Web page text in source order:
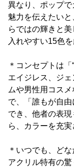
異なり、ポップ
魅力を伝えたい
らではの輝きと
入れやすい15色を
＊コンセプトは「
エイジレス、ジ
ムや男性用コス
で、「誰もが自
でき、他者の表
ら、カラーを充実
＊いつでも、ど
アクリル特有の